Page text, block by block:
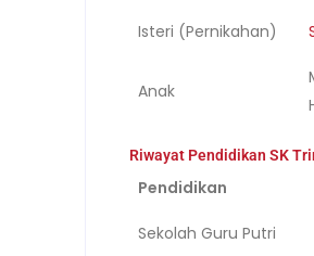
Isteri (Pernikahan)
Anak
Riwayat Pendidikan SK
Pendidikan
Sekolah Guru Putri